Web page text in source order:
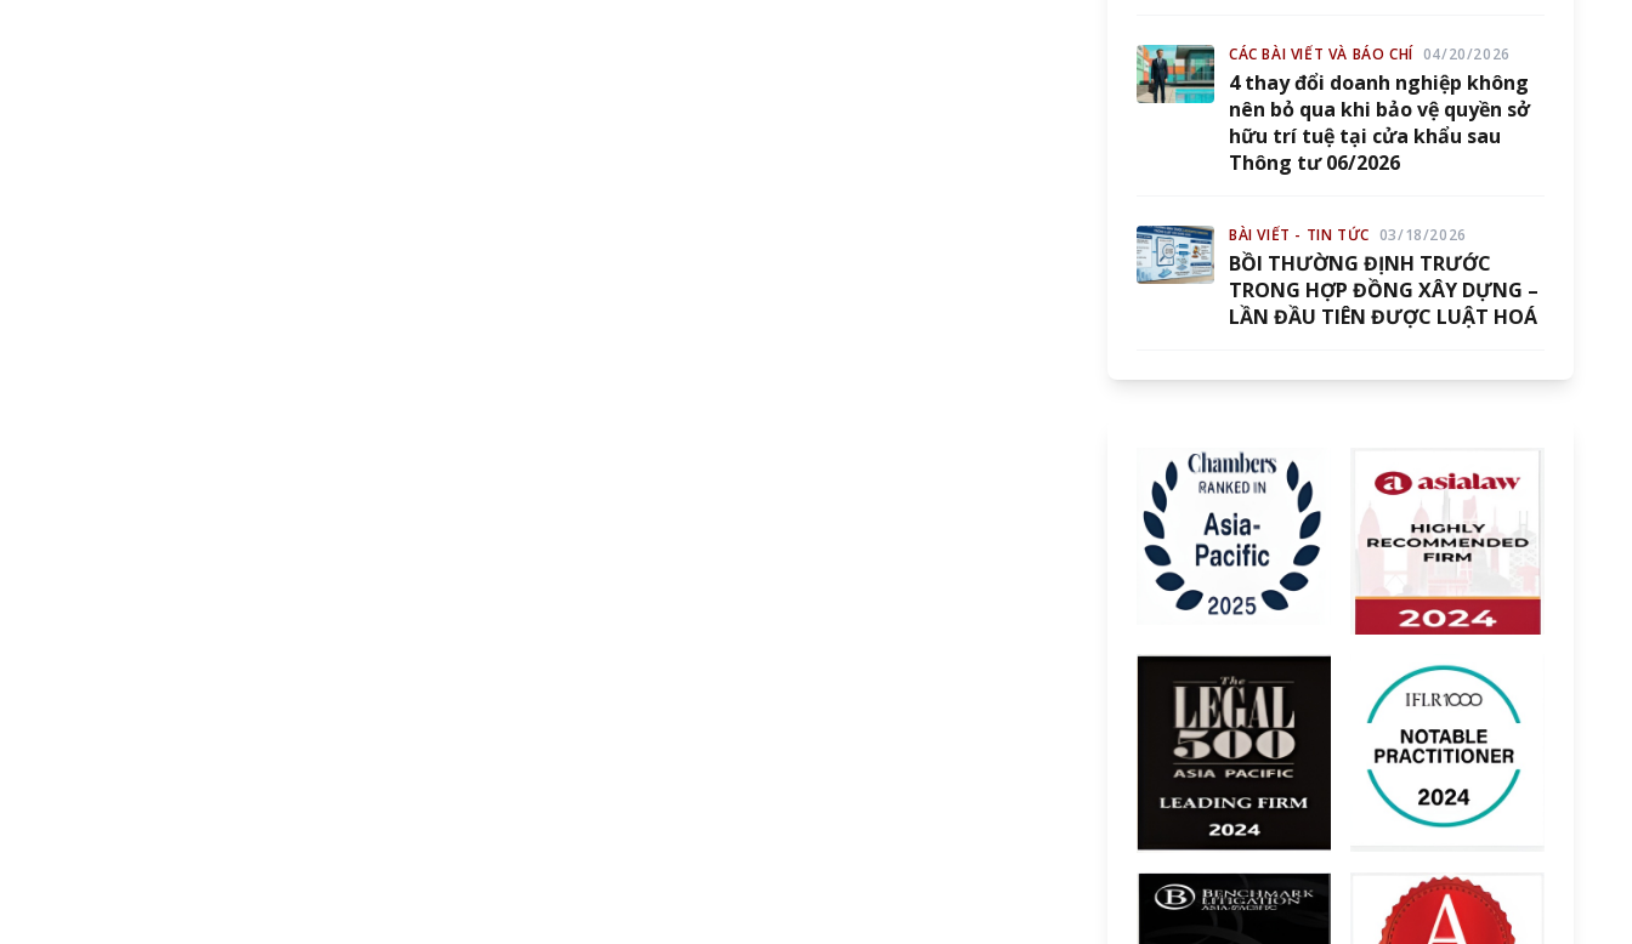
CÁC BÀI VIẾT VÀ BÁO CHÍ 04/20/2026
4 thay đổi doanh nghiệp không
nên bỏ qua khi bảo vệ quyền sở
hữu trí tuệ tại cửa khẩu sau
Thông tư 06/2026
BÀI VIẾT - TIN TỨC 03/18/2026
BỒI THƯỜNG ĐỊNH TRƯỚC
TRONG HỢP ĐỒNG XÂY DỰNG –
LẦN ĐẦU TIÊN ĐƯỢC LUẬT HOÁ